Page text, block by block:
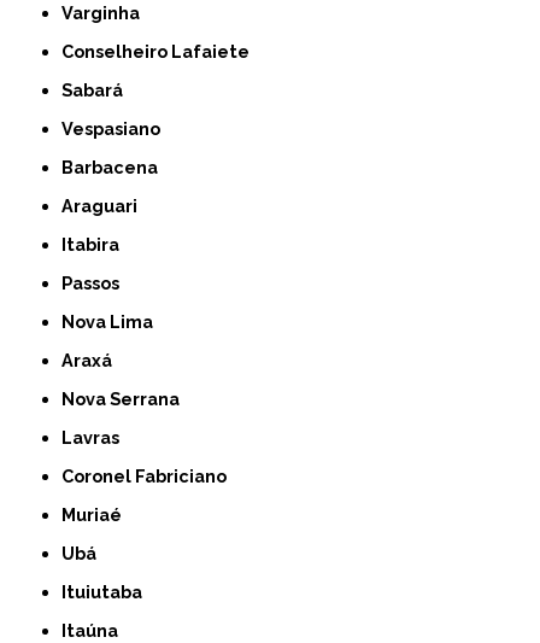
Varginha
Conselheiro Lafaiete
Sabará
Vespasiano
Barbacena
Araguari
Itabira
Passos
Nova Lima
Araxá
Nova Serrana
Lavras
Coronel Fabriciano
Muriaé
Ubá
Ituiutaba
Itaúna